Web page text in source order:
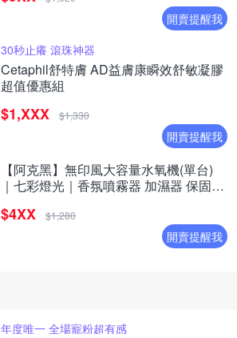
開賣提醒我
30秒止癢 滾珠神器
Cetaphil舒特膚 AD益膚康瞬效舒敏凝膠
超值優惠組
$1,XXX $1,330
開賣提醒我
【阿克黑】無印風大容量水氧機(單台)
｜七彩燈光｜香氛噴霧器 加濕器 保固一
$4XX $1,280
開賣提醒我
年度唯一 全場寵粉超有感